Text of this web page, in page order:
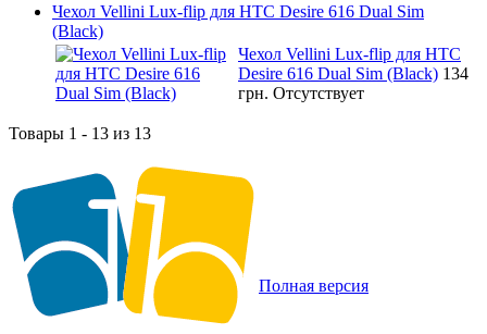
Чехол Vellini Lux-flip для HTC Desire 616 Dual Sim
(Black)
Чехол Vellini Lux-flip для HTC
Desire 616 Dual Sim (Black) 134
грн. Отсутствует
Товары 1 - 13 из 13
Полная версия